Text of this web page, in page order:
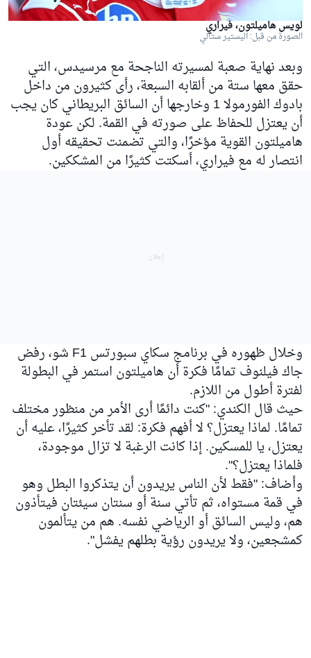
لويس هاميلتون، فيراري
الصورة من قبل: أليستير ستالي
وبعد نهاية صعبة لمسيرته الناجحة مع مرسيدس، التي
حقق معها ستة من ألقابه السبعة، رأى كثيرون من داخل
بادوك الفورمولا 1 وخارجها أن السائق البريطاني كان يجب
أن يعتزل للحفاظ على صورته في القمة. لكن عودة
هاميلتون القوية مؤخرًا، والتي تضمنت تحقيقه أول
انتصار له مع فيراري، أسكتت كثيرًا من المشككين.
وخلال ظهوره في برنامج سكاي سبورتس F1 شو، رفض
جاك فيلنوف تمامًا فكرة أن هاميلتون استمر في البطولة
لفترة أطول من اللازم.
حيث قال الكندي: "كنت دائمًا أرى الأمر من منظور مختلف
تمامًا. لماذا يعتزل؟ لا أفهم فكرة: لقد تأخر كثيرًا، عليه أن
يعتزل، يا للمسكين. إذا كانت الرغبة لا تزال موجودة،
فلماذا يعتزل؟".
وأضاف: "فقط لأن الناس يريدون أن يتذكروا البطل وهو
في قمة مستواه، ثم تأتي سنة أو سنتان سيئتان فيتأذون
هم، وليس السائق أو الرياضي نفسه. هم من يتألمون
كمشجعين، ولا يريدون رؤية بطلهم يفشل".